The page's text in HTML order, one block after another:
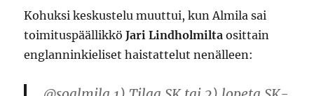
Kohuksi keskustelu muuttui, kun Almila sai
toimituspäällikköJari Lindholmilta osittain
englanninkieliset haistattelut nenälleen: